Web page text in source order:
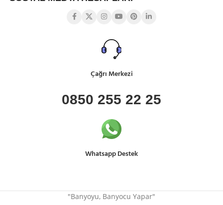
Çağrı Merkezi
0850 255 22 25
Whatsapp Destek
"Banyoyu, Banyocu Yapar"